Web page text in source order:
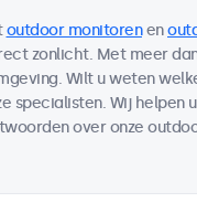
outdoor monitorenen
zonlicht. Met meer
Wilt u weten
specialisten. Wij helpen
over onze